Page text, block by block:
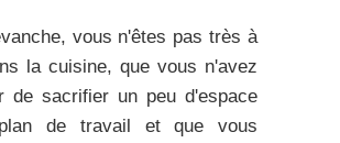
vous n'êtes pas très à
la cuisine, que vous n'avez
de sacrifier un peu d'espace
de travail et que vous